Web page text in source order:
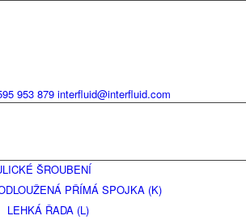
953 879 interfluid@interfluid.com
ŠROUBENÍ
PŘÍMÁ SPOJKA (K)
LEHKÁ ŘADA (L)